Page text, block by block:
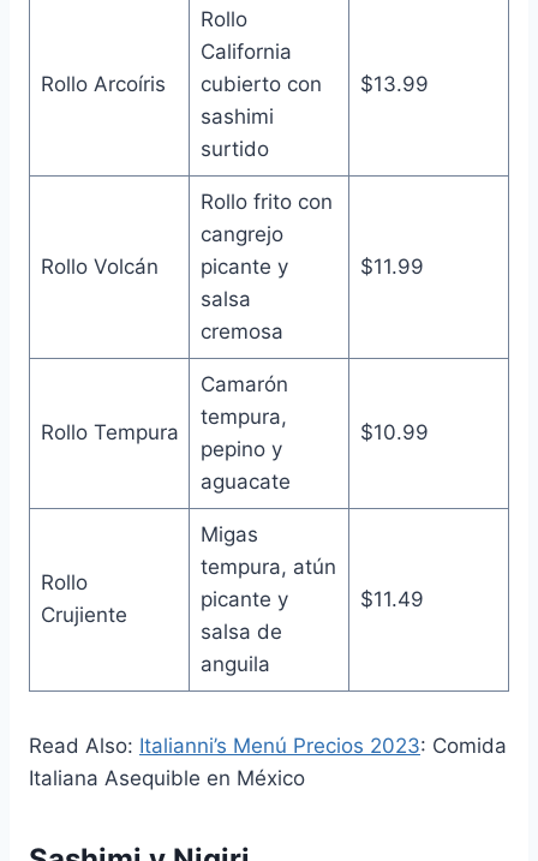
Rollo Arcoíris
Rollo
California
cubierto con
sashimi
surtido
$13.99
Rollo Volcán
Rollo frito con
cangrejo
picante y
salsa
cremosa
$11.99
Rollo Tempura
Camarón
tempura,
pepino y
aguacate
$10.99
Rollo
Crujiente
Migas
tempura, atún
picante y
salsa de
anguila
$11.49
Read Also: Italianni’s Menú Precios 2023: Comida
Italiana Asequible en México